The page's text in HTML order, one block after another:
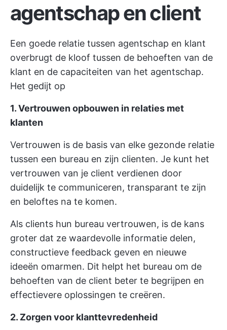
agentschap en client
Een goede relatie tussen agentschap en klant
overbrugt de kloof tussen de behoeften van de
klant en de capaciteiten van het agentschap.
Het gedijt op
1. Vertrouwen opbouwen in relaties met
klanten
Vertrouwen is de basis van elke gezonde relatie
tussen een bureau en zijn clienten. Je kunt het
vertrouwen van je client verdienen door
duidelijk te communiceren, transparant te zijn
en beloftes na te komen.
Als clients hun bureau vertrouwen, is de kans
groter dat ze waardevolle informatie delen,
constructieve feedback geven en nieuwe
ideeën omarmen. Dit helpt het bureau om de
behoeften van de client beter te begrijpen en
effectievere oplossingen te creëren.
2. Zorgen voor klanttevredenheid